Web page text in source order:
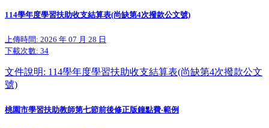
114學年度學習扶助收支結算表(尚缺第4次撥款公文號)
上傳時間: 2026 年 07 月 28 日
下載次數: 34
文件說明: 114學年度學習扶助收支結算表(尚缺第4次撥款公文
號)
桃園市學習扶助教師第七節前後修正版鐘點費-範例